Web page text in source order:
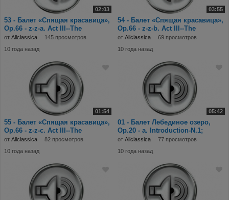
02:03
53 - Балет «Спящая красавица»,
Op.66 - z-z-a. Act III--The
Wedding; N.
от Allclassica
145 просмотров
10 года назад
03:55
54 - Балет «Спящая красавица»,
Op.66 - z-z-b. Act III--The
Wedding; N.
от Allclassica
69 просмотров
10 года назад
01:54
55 - Балет «Спящая красавица»,
Op.66 - z-z-c. Act III--The
Wedding; N.
от Allclassica
82 просмотров
10 года назад
05:42
01 - Балет Лебединое озеро,
Op.20 - a. Introduction-N.1;
Moderato assa
от Allclassica
77 просмотров
10 года назад